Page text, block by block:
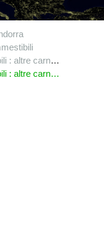
refrigerate o congelate
refrigerate o congelate : altre